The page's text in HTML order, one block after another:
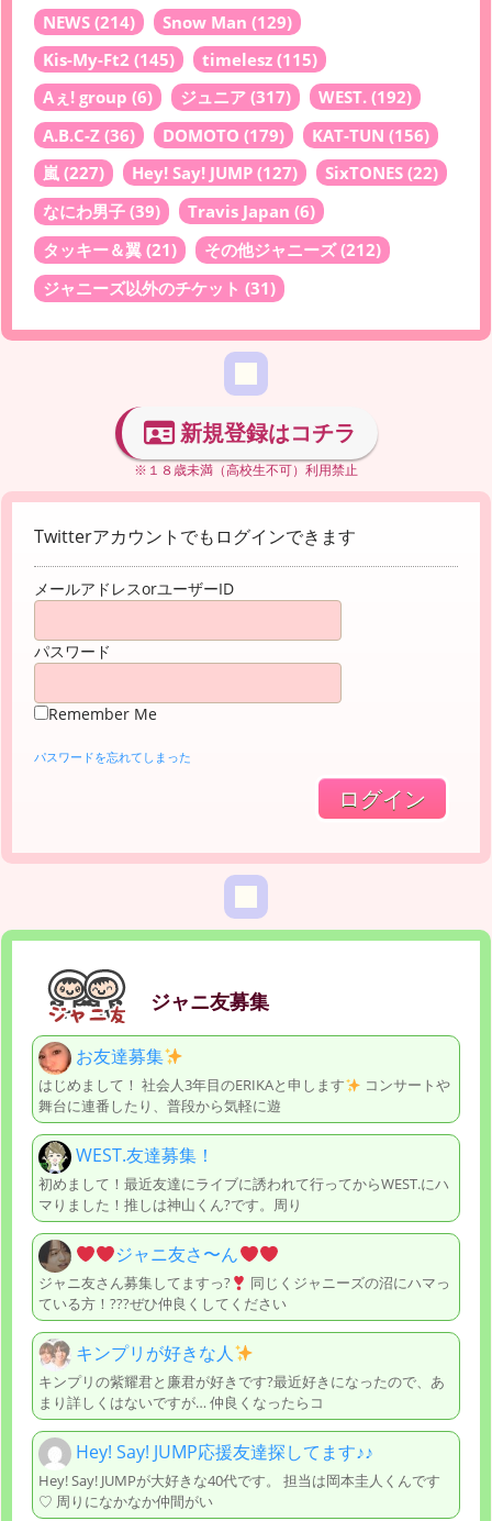
NEWS (214) Snow Man (129)
Kis-My-Ft2 (145) timelesz (115)
Aぇ! group (6) ジュニア (317) WEST. (192)
A.B.C-Z (36) DOMOTO (179) KAT-TUN (156)
嵐 (227) Hey! Say! JUMP (127) SixTONES (22)
なにわ男子 (39) Travis Japan (6)
タッキー＆翼 (21) その他ジャニーズ(212)
ジャニーズ以外のチケット (31)
新規登録はコチラ
※１８歳未満（高校生不可）利用禁止
Twitterアカウントでもログインできます
メールアドレスorユーザーID
パスワード
Remember Me
パスワードを忘れてしまった
ジャニ友募集
お友達募集
はじめまして！ 社会人3年目のERIKAと申します
コンサートや
舞台に連番したり、普段から気軽に遊
WEST.友達募集！
初めまして！最近友達にライブに誘われて行ってからWEST.にハ
マりました！推しは神山くん?です。周り
ジャニ友さ〜ん
ジャニ友さん募集してますっ?
同じくジャニーズの沼にハマっ
ている方！???ぜひ仲良くしてください
キンプリが好きな人
キンプリの紫耀君と廉君が好きです?最近好きになったので、あ
まり詳しくはないですが… 仲良くなったらコ
Hey! Say! JUMP応援友達探してます♪♪
Hey! Say! JUMPが大好きな40代です。 担当は岡本圭人くんです
♡ 周りになかなか仲間がい